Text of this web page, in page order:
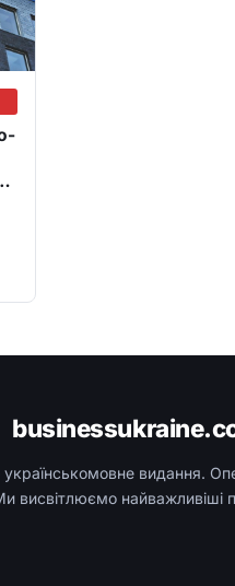
видання.
висвітлюємо найважливіші